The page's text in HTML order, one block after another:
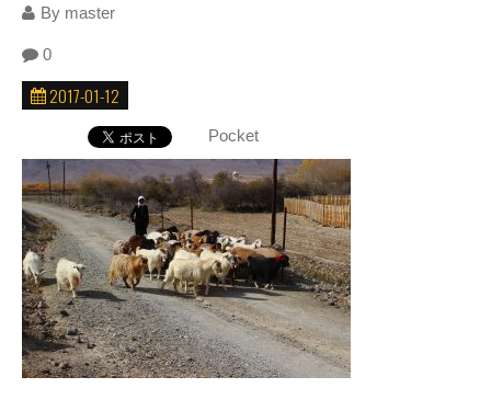
By master
0
2017-01-12
Pocket